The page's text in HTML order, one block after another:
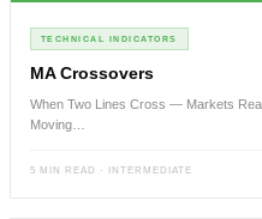
TECHNICAL INDICATORS
MA Crossovers
When Two Lines Cross — Markets
Moving…
5 MIN READ · INTERMEDIATE